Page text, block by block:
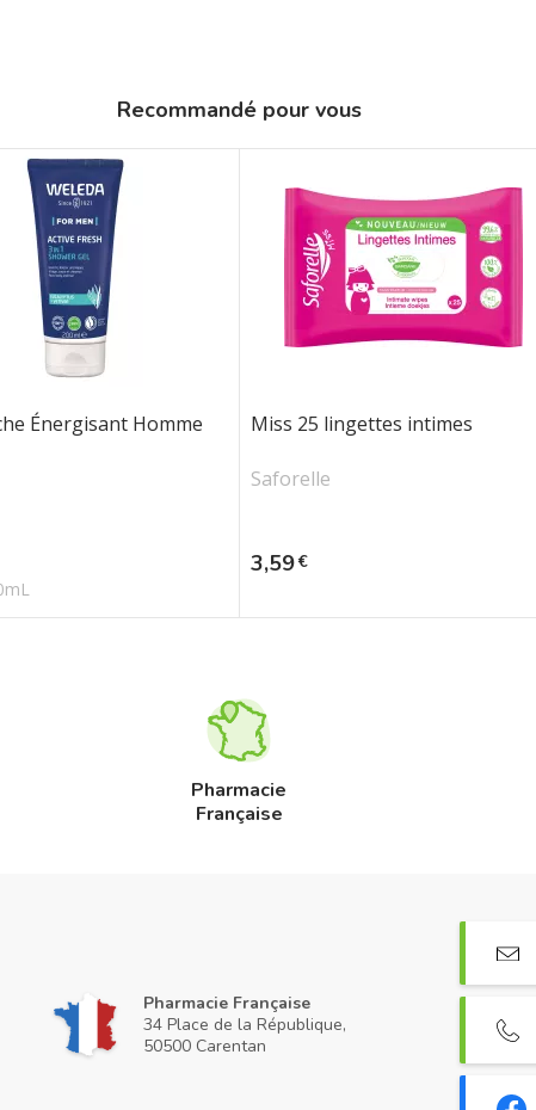
Recommandé pour vous
Énergisant Homme
Miss 25 lingettes intimes
Saforelle
Prix
3,59€
Pharmacie
Française
Pharmacie Française
34 Place de la République,
50500 Carentan